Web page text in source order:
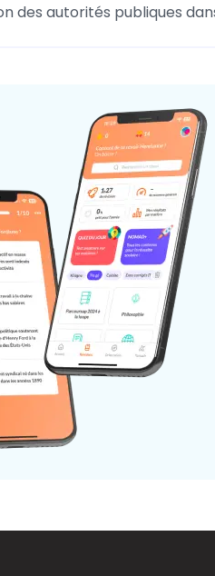
des autorités publiques